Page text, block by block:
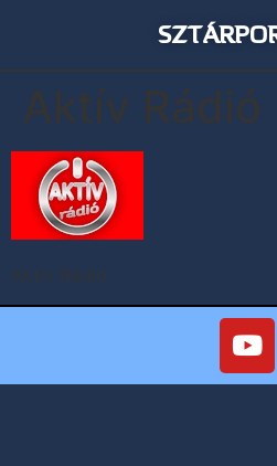
Aktív Rádió
Aktív Rádió